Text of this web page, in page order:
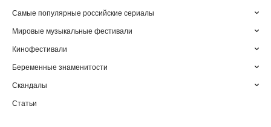
Самые популярные российские сериалы
Мировые музыкальные фестивали
Кинофестивали
Беременные знаменитости
Скандалы
Статьи